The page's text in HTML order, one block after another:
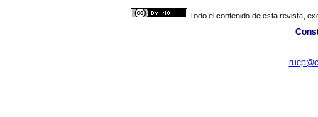
Todo el contenido de esta revista,